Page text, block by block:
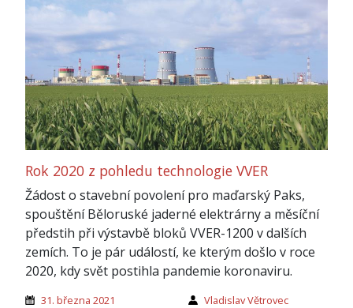
Rok 2020 z pohledu technologie VVER
Žádost o stavební povolení pro maďarský Paks,
spouštění Běloruské jaderné elektrárny a měsíční
předstih při výstavbě bloků VVER-1200 v dalších
zemích. To je pár událostí, ke kterým došlo v roce
2020, kdy svět postihla pandemie koronaviru.
31. března 2021 Vladislav Větrovec